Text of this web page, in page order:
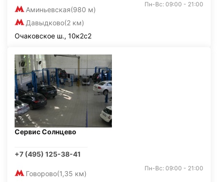
Аминьевская(980 м)
Давыдково(2 км)
Пн-Вс: 09:00 - 21:00
Очаковское ш., 10к2с2
Сервис Солнцево
+7 (495) 125-38-41
Говорово(1,35 км)
Пн-Вс: 09:00 - 21:00